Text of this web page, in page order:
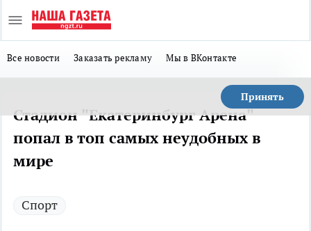
Все новости Заказать рекламу Мы в ВКонтакте
Принять
Стадион "Екатеринбург Арена"
попал в топ самых неудобных в
мире
Спорт